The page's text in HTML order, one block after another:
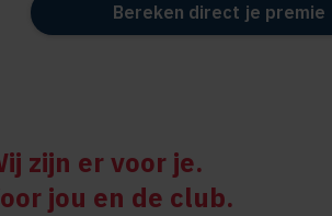
Bereken direct je premie
zijn er voor je.
jou en de club.